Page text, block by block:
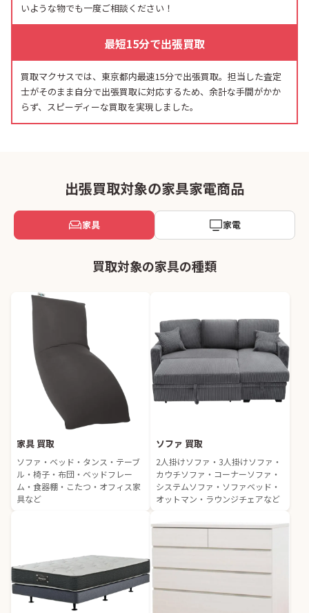
いような物でも一度ご相談ください！
最短15分で出張買取
買取マクサスでは、東京都内最速15分で出張買取。担当した査定
士がそのまま自分で出張買取に対応するため、余計な手間がかか
らず、スピーディーな買取を実現しました。
出張買取対象の家具家電商品
家具 家電
買取対象の家具の種類
家具 買取
ソファ・ベッド・タンス・テーブ
ル・椅子・布団・ベッドフレー
ム・食器棚・こたつ・オフィス家
具など
ソファ 買取
2人掛けソファ・3人掛けソファ・
カウチソファ・コーナーソファ・
システムソファ・ソファベッド・
オットマン・ラウンジチェアなど